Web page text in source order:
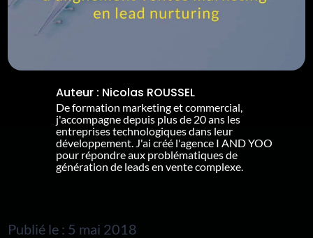
Auteur : Nicolas ROUSSEL
De formation marketing et commercial,
j'accompagne depuis plus de 20 ans les
entreprises technologiques dans leur
développement. J'ai créé l'agence I AND YOO
pour répondre aux problématiques de
génération de leads en vente complexe.
Publié le : 5 mai 2018